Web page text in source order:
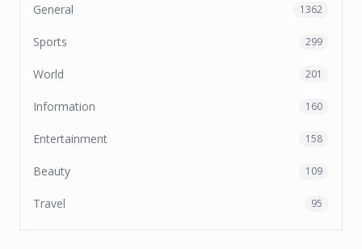
General 1362
Sports 299
World 201
Information 160
Entertainment 158
Beauty 109
Travel 95